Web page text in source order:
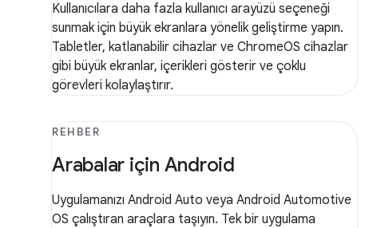
Kullanıcılara daha fazla kullanıcı arayüzü seçeneği
sunmak için büyük ekranlara yönelik geliştirme yapın.
Tabletler, katlanabilir cihazlar ve ChromeOS cihazlar
gibi büyük ekranlar, içerikleri gösterir ve çoklu
görevleri kolaylaştırır.
REHBER
Arabalar için Android
Uygulamanızı Android Auto veya Android Automotive
OS çalıştıran araçlara taşıyın. Tek bir uygulama